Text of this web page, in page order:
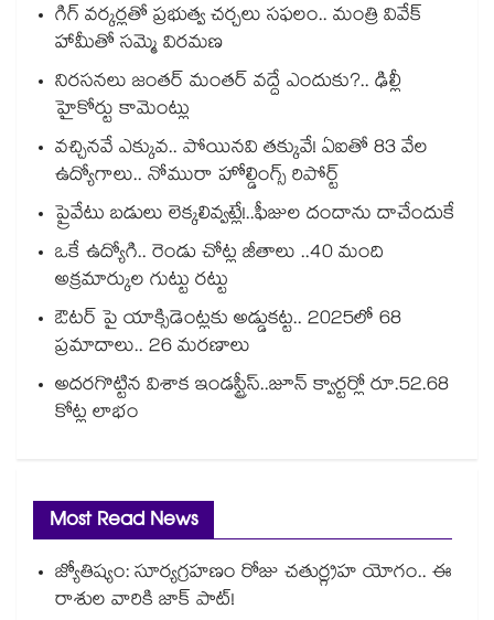
గిగ్‌‌‌‌‌‌‌‌‌‌‌‌‌‌‌‌ వర్కర్లతో ప్రభుత్వ చర్చలు సఫలం.. మంత్రి వివేక్
హామీతో సమ్మె విరమణ
నిరసనలు జంతర్ మంతర్ వద్దే ఎందుకు?.. ఢిల్లీ
హైకోర్టు కామెంట్లు
వచ్చినవే ఎక్కువ.. పోయినవి తక్కువే! ఏఐతో 83 వేల
ఉద్యోగాలు.. నోమురా హోల్డింగ్స్ రిపోర్ట్
ప్రైవేటు బడులు లెక్కలివ్వట్లే!..ఫీజుల దందాను దాచేందుకే
ఒకే ఉద్యోగి.. రెండు చోట్ల జీతాలు ..40 మంది
అక్రమార్కుల గుట్టు రట్టు
ఔటర్ పై యాక్సిడెంట్లకు అడ్డుకట్ట.. 2025లో 68
ప్రమాదాలు.. 26 మరణాలు
అదరగొట్టిన విశాక ఇండస్ట్రీస్..జూన్ క్వార్టర్లో రూ.52.68
కోట్ల లాభం
Most Read News
జ్యోతిష్యం: సూర్యగ్రహణం రోజు చతుర్గ్రహ యోగం.. ఈ
రాశుల వారికి జాక్ పాట్!